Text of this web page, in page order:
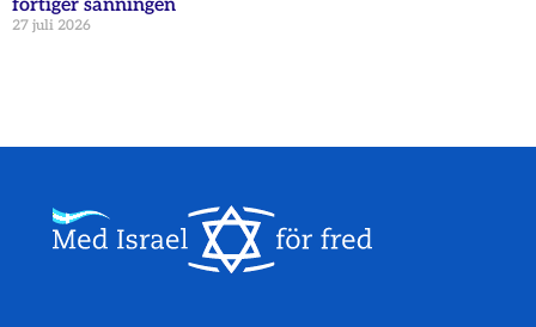
förtiger sanningen
27 juli 2026